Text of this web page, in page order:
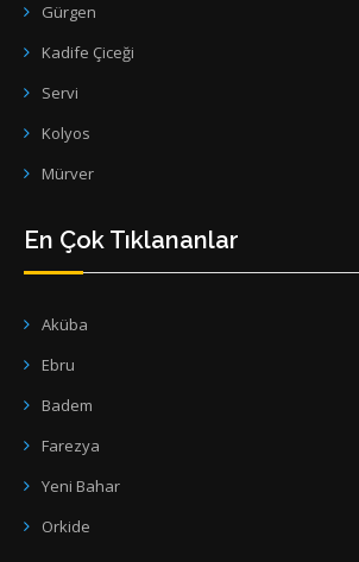
Gürgen
Kadife Çiceği
Servi
Kolyos
Mürver
En Çok Tıklananlar
Aküba
Ebru
Badem
Farezya
Yeni Bahar
Orkide